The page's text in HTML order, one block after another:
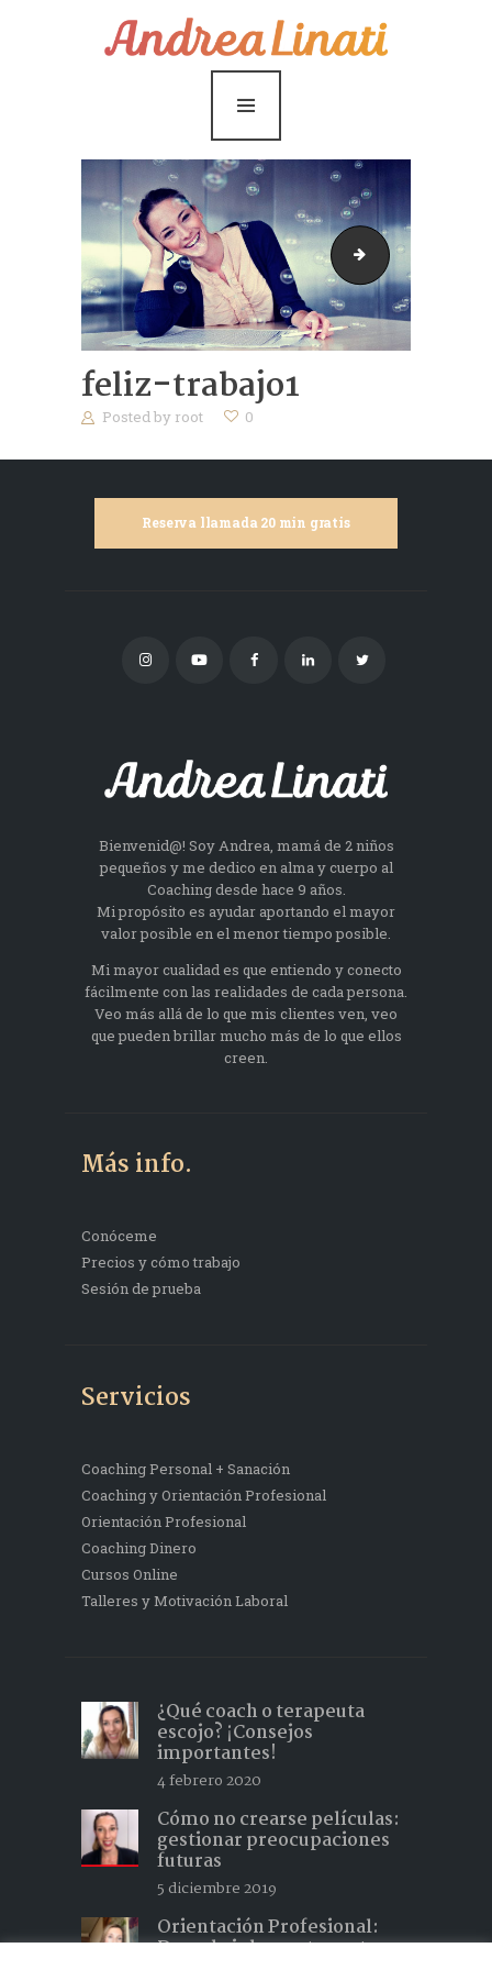
¿Cómo funciona?
Servicios
Coaching Gratis
Conóceme
Contáctame
Blog
woman-
feliz-trabajo1
Posted by root 0
Reserva llamada 20 min gratis
Bienvenid@! Soy Andrea, mamá de 2 niños
pequeños y me dedico en alma y cuerpo al
Coaching desde hace 9 años.
Mi propósito es ayudar aportando el mayor
valor posible en el menor tiempo posible.
Mi mayor cualidad es que entiendo y conecto
fácilmente con las realidades de cada persona.
Veo más allá de lo que mis clientes ven, veo
que pueden brillar mucho más de lo que ellos
creen.
Más info.
Conóceme
Precios y cómo trabajo
Sesión de prueba
Servicios
Coaching Personal + Sanación
Coaching y Orientación Profesional
Orientación Profesional
Coaching Dinero
Cursos Online
Talleres y Motivación Laboral
¿Qué coach o terapeuta
escojo? ¡Consejos
importantes!
4 febrero 2020
Cómo no crearse películas:
gestionar preocupaciones
futuras
5 diciembre 2019
Orientación Profesional:
Descubrir lo que te gusta y